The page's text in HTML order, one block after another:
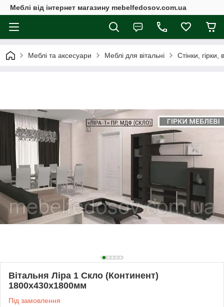
Меблі від інтернет магазину mebelfedosov.com.ua
Меблі та аксесуари Меблі для вітальні Стінки, гірки,
Вітальня Ліра 1 Скло (Континент)
1800х430х1800мм
Під замовлення